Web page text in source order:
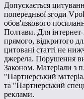
Допускається
попередньої згоди
обов'язкового
Полтави. Для
прямого, відкритого
цитовані статті не
джерела. Порушення
Законом. Матеріали
"Партнерський
та "Партнерський
реклами.